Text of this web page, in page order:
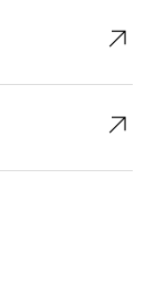
↗︎
↗︎